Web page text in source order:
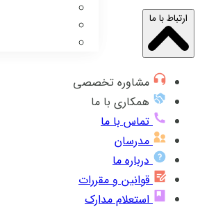
ارتباط با ما
مشاوره تخصصی
همکاری با ما
تماس با ما
مدرسان
درباره ما
قوانین و مقررات
استعلام مدارک